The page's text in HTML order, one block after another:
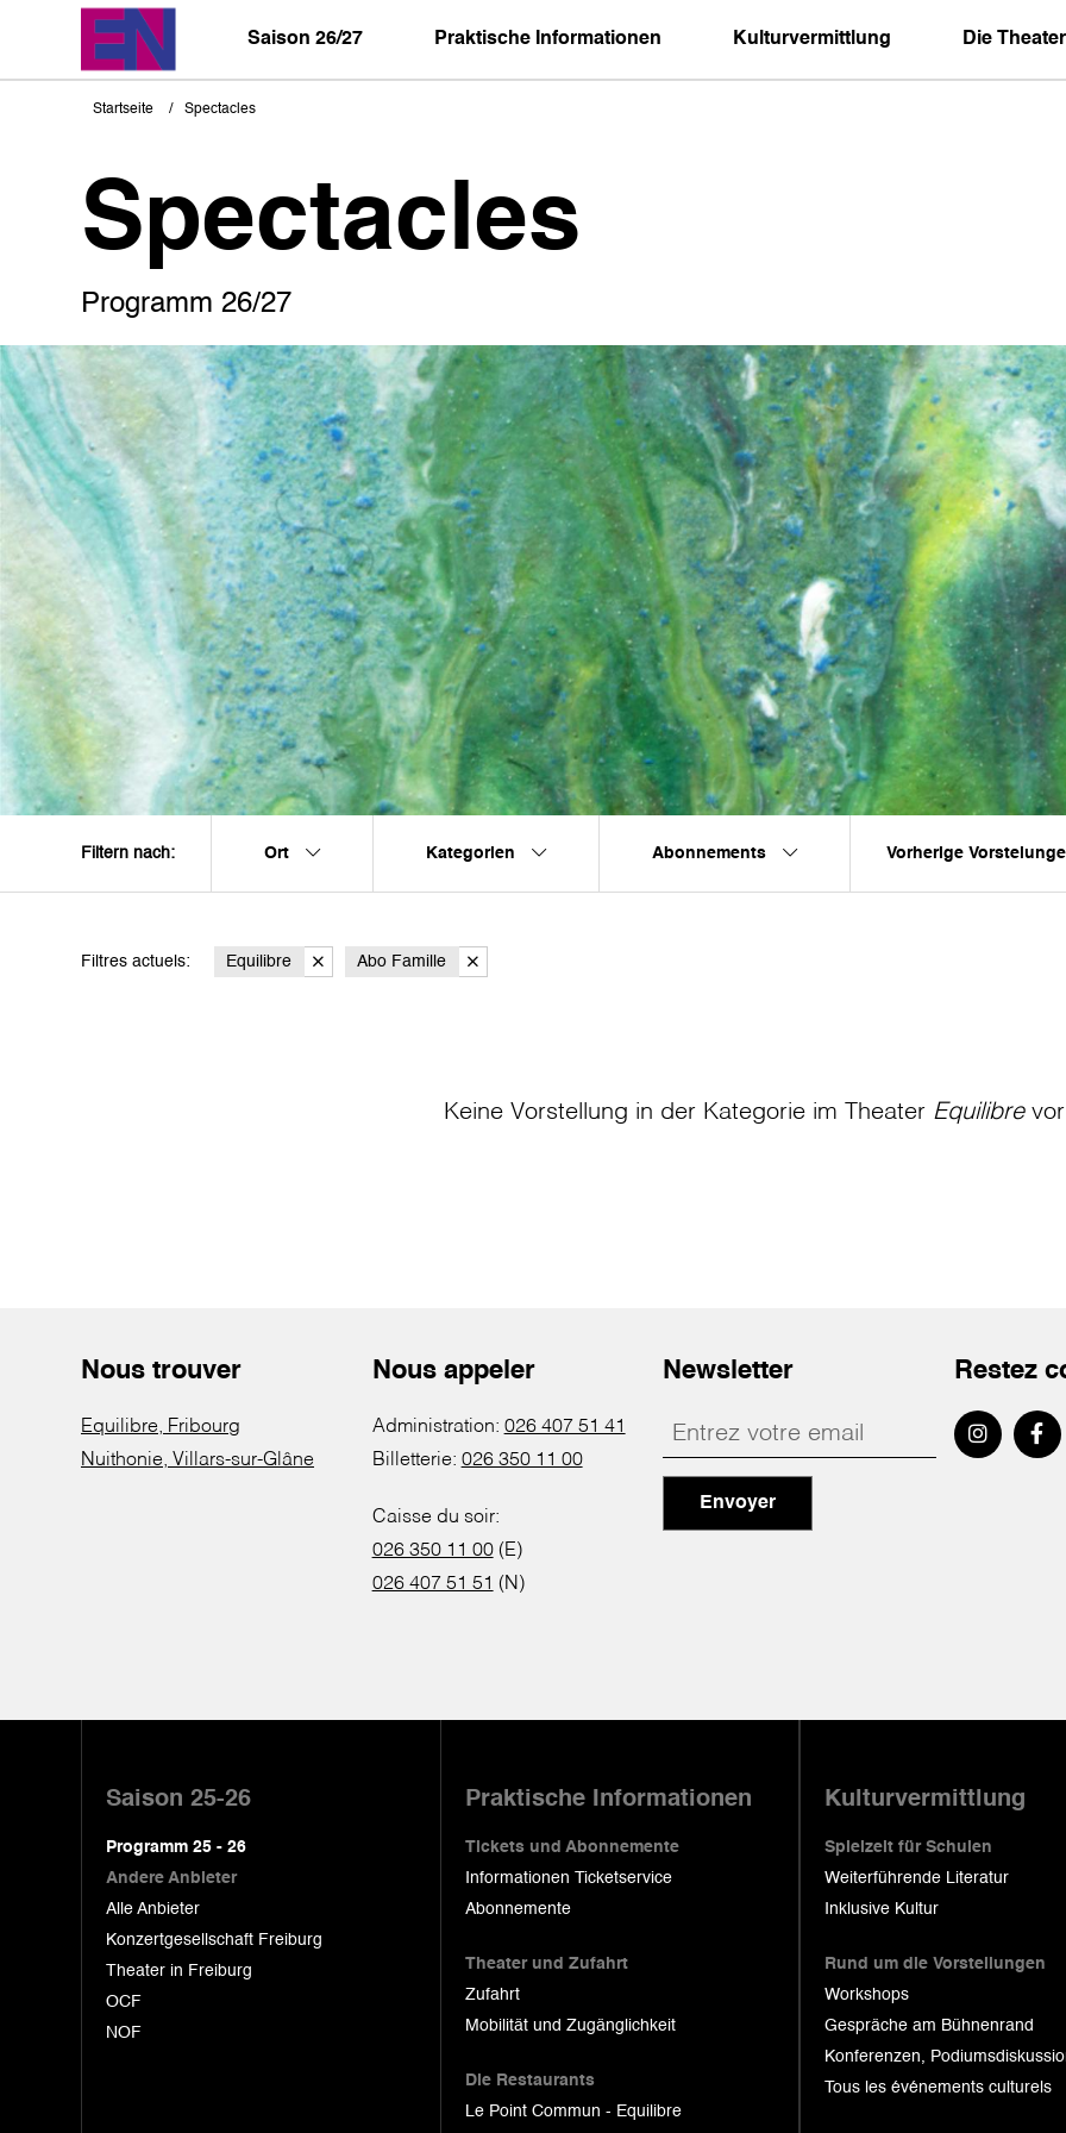
Saison 26/27 Praktische Informationen Kulturvermittlung Die Theater
Pfadnavigation
Startseite Spectacles
Spectacles
Programm 26/27
Filtern nach: Ort Kategorien Abonnements Vorherige
Filtres actuels: Equilibre Abo Famille
Keine Vorstellung in der Kategorie im Theater Equilibre
Nous trouver
Equilibre, Fribourg
Nuithonie, Villars-sur-Glâne
Nous appeler
Administration: 026 407 51 41
Billetterie: 026 350 11 00
Caisse du soir:
026 350 11 00(E)
026 407 51 51 (N)
Newsletter
Envoyer
Restez
Saison 25-26
Programm 25 - 26
Andere Anbieter
Alle Anbieter
Konzertgesellschaft Freiburg
Theater in Freiburg
OCF
NOF
Praktische Informationen
Tickets und Abonnemente
Informationen Ticketservice
Abonnemente
Theater und Zufahrt
Zufahrt
Mobilität und Zugänglichkeit
Die Restaurants
Le Point Commun - Equilibre
Kulturvermittlung
Spielzeit für Schulen
Weiterführende Literatur
Inklusive Kultur
Rund um die Vorstellungen
Workshops
Gespräche am Bühnenrand
Konferenzen,
Tous les événements culturels